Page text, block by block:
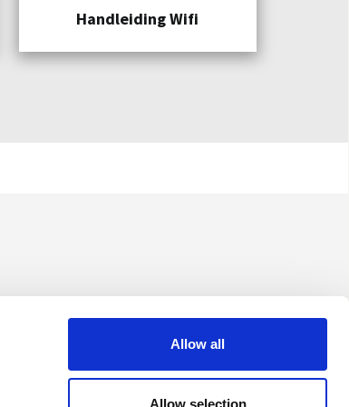
Allow all
Allow selection
Handleiding Wifi